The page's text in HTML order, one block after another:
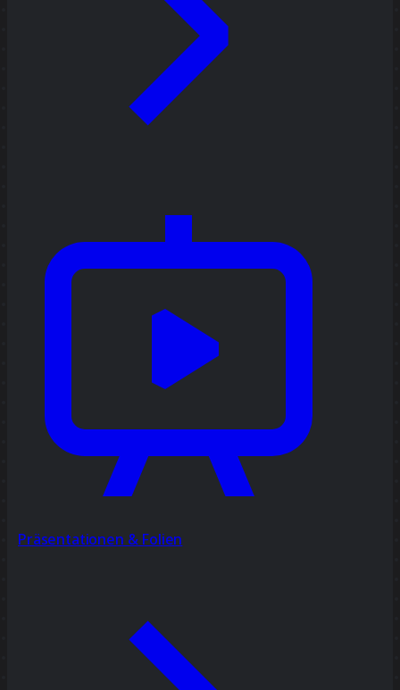
Präsentationen & Folien